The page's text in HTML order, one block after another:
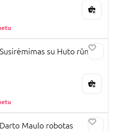
su Huto rūmų
Maulo robotas